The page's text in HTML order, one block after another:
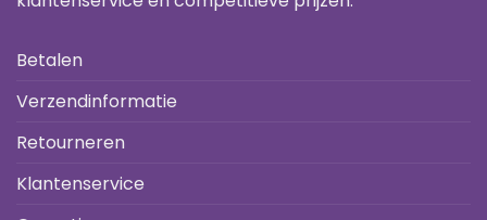
Betalen
Verzendinformatie
Retourneren
Klantenservice